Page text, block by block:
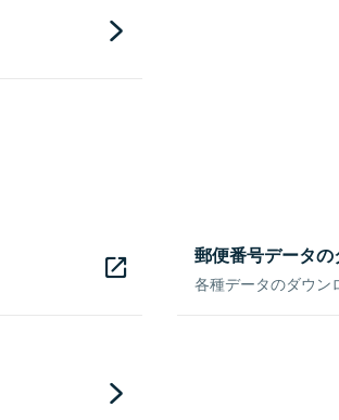
郵便番号データ
各種データのダウン